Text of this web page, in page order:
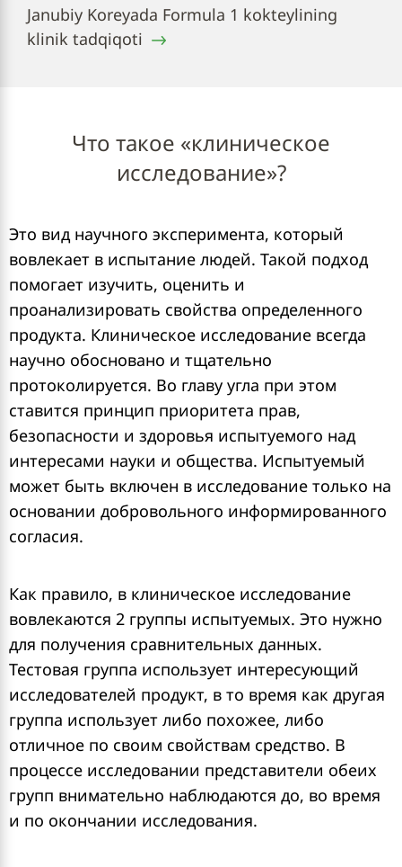
Janubiy Koreyada Formula 1 kokteylining
klinik tadqiqoti
Что такое «клиническое
исследование»?
Это вид научного эксперимента, который
вовлекает в испытание людей. Такой подход
помогает изучить, оценить и
проанализировать свойства определенного
продукта. Клиническое исследование всегда
научно обосновано и тщательно
протоколируется. Во главу угла при этом
ставится принцип приоритета прав,
безопасности и здоровья испытуемого над
интересами науки и общества. Испытуемый
может быть включен в исследование только на
основании добровольного информированного
согласия.
Как правило, в клиническое исследование
вовлекаются 2 группы испытуемых. Это нужно
для получения сравнительных данных.
Тестовая группа использует интересующий
исследователей продукт, в то время как другая
группа использует либо похожее, либо
отличное по своим свойствам средство. В
процессе исследовании представители обеих
групп внимательно наблюдаются до, во время
и по окончании исследования.